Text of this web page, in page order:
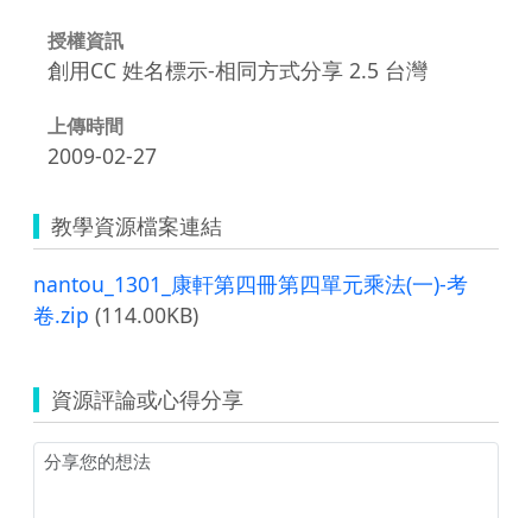
授權資訊
創用CC 姓名標示-相同方式分享 2.5 台灣
上傳時間
2009-02-27
教學資源檔案連結
nantou_1301_康軒第四冊第四單元乘法(一)-考
卷.zip (114.00KB)
資源評論或心得分享